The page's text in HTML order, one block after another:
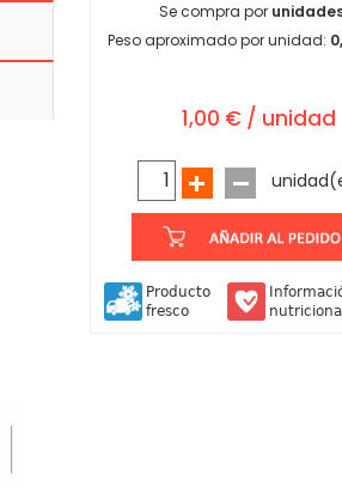
Se compra por
Peso aproximado por unidad:
1,00 € / unidad
Producto
fresco